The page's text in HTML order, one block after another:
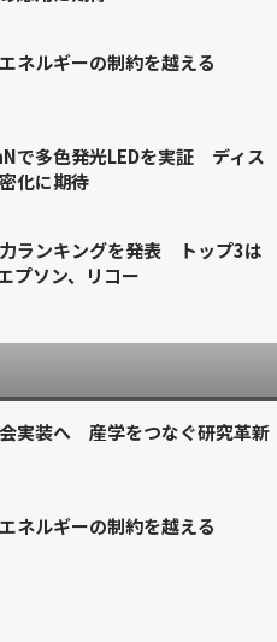
ネルギーの制約を越える
で多色発光LEDを実証 ディス
化に期待
ランキングを発表 トップ3は
プソン、リコー
実装へ 産学をつなぐ研究革新
ネルギーの制約を越える